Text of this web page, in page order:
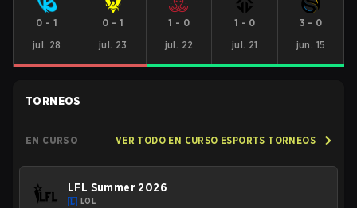
0 - 1
jul. 28
0 - 1
jul. 23
1 - 0
jul. 22
1 - 0
jul. 21
3 - 0
jun. 15
TORNEOS
EN CURSO VER TODO EN CURSO ESPORTS TORNEOS
LFL Summer 2026
LOL